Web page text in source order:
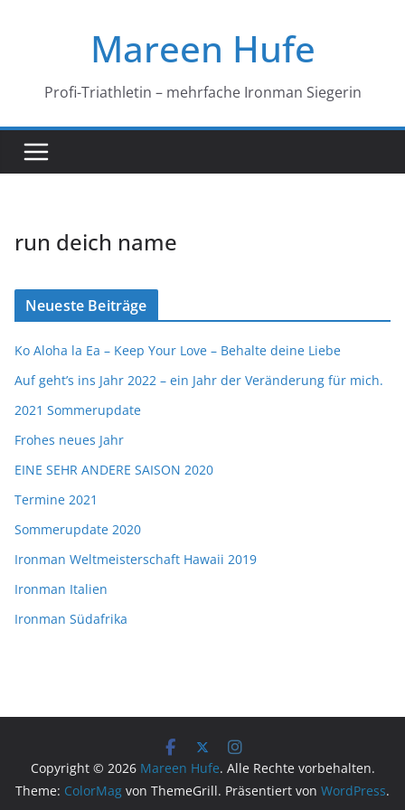
Mareen Hufe
Profi-Triathletin – mehrfache Ironman Siegerin
run deich name
Neueste Beiträge
Ko Aloha la Ea – Keep Your Love – Behalte deine Liebe
Auf geht’s ins Jahr 2022 – ein Jahr der Veränderung für mich.
2021 Sommerupdate
Frohes neues Jahr
EINE SEHR ANDERE SAISON 2020
Termine 2021
Sommerupdate 2020
Ironman Weltmeisterschaft Hawaii 2019
Ironman Italien
Ironman Südafrika
Copyright © 2026 Mareen Hufe. Alle Rechte vorbehalten.
Theme: ColorMag von ThemeGrill. Präsentiert von WordPress.